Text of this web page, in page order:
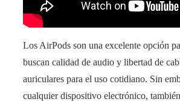
Los AirPods son una excelente opción
buscan calidad de audio y libertad de
auriculares para el uso cotidiano. Sin
cualquier dispositivo electrónico,